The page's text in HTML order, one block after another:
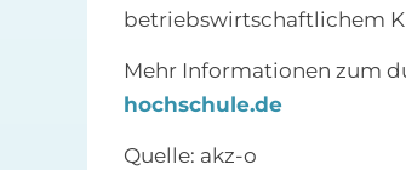
betriebswirtschaftlichem
Mehr Informationen zum
hochschule.de
Quelle: akz-o